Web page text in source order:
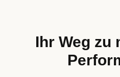
Ihr Weg zu